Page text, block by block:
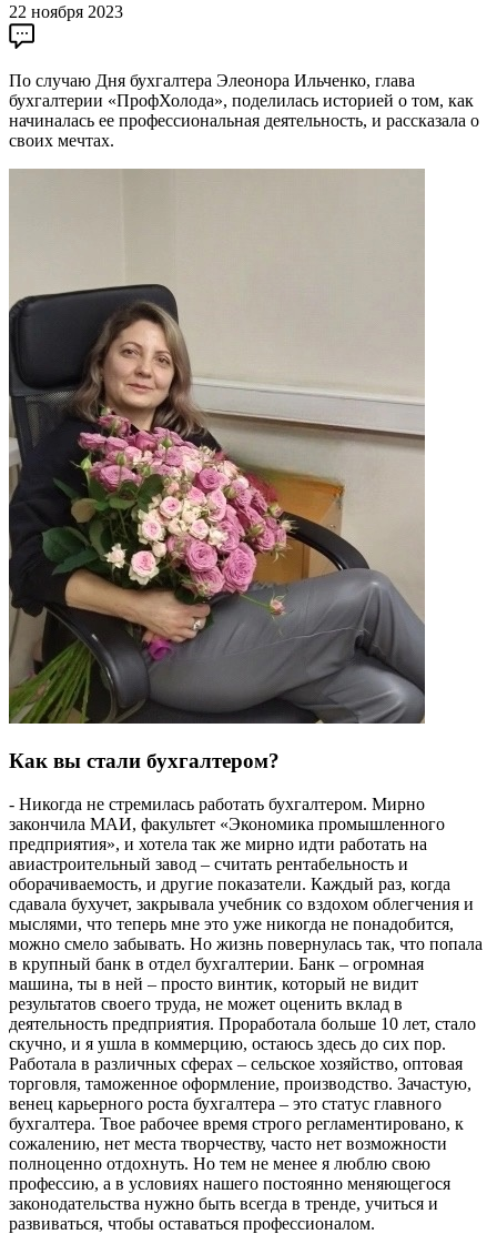
22 ноября 2023
По случаю Дня бухгалтера Элеонора Ильченко, глава
бухгалтерии «ПрофХолода», поделилась историей о том, как
начиналась ее профессиональная деятельность, и рассказала о
своих мечтах.
Как вы стали бухгалтером?
- Никогда не стремилась работать бухгалтером. Мирно
закончила МАИ, факультет «Экономика промышленного
предприятия», и хотела так же мирно идти работать на
авиастроительный завод – считать рентабельность и
оборачиваемость, и другие показатели. Каждый раз, когда
сдавала бухучет, закрывала учебник со вздохом облегчения и
мыслями, что теперь мне это уже никогда не понадобится,
можно смело забывать. Но жизнь повернулась так, что попала
в крупный банк в отдел бухгалтерии. Банк – огромная
машина, ты в ней – просто винтик, который не видит
результатов своего труда, не может оценить вклад в
деятельность предприятия. Проработала больше 10 лет, стало
скучно, и я ушла в коммерцию, остаюсь здесь до сих пор.
Работала в различных сферах – сельское хозяйство, оптовая
торговля, таможенное оформление, производство. Зачастую,
венец карьерного роста бухгалтера – это статус главного
бухгалтера. Твое рабочее время строго регламентировано, к
сожалению, нет места творчеству, часто нет возможности
полноценно отдохнуть. Но тем не менее я люблю свою
профессию, а в условиях нашего постоянно меняющегося
законодательства нужно быть всегда в тренде, учиться и
развиваться, чтобы оставаться профессионалом.